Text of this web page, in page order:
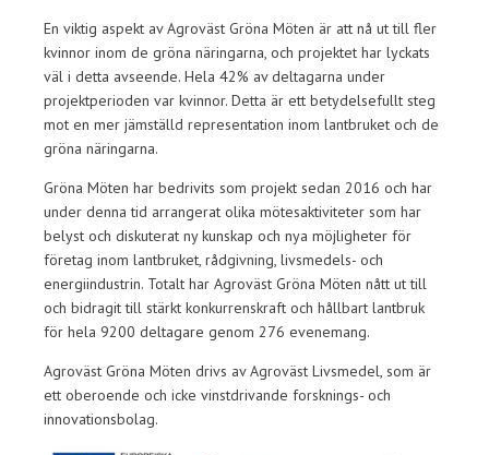
En viktig aspekt av Agroväst Gröna Möten är att nå ut till fler
kvinnor inom de gröna näringarna, och projektet har lyckats
väl i detta avseende. Hela 42% av deltagarna under
projektperioden var kvinnor. Detta är ett betydelsefullt steg
mot en mer jämställd representation inom lantbruket och de
gröna näringarna.
Gröna Möten har bedrivits som projekt sedan 2016 och har
under denna tid arrangerat olika mötesaktiviteter som har
belyst och diskuterat ny kunskap och nya möjligheter för
företag inom lantbruket, rådgivning, livsmedels- och
energiindustrin. Totalt har Agroväst Gröna Möten nått ut till
och bidragit till stärkt konkurrenskraft och hållbart lantbruk
för hela 9200 deltagare genom 276 evenemang.
Agroväst Gröna Möten drivs av Agroväst Livsmedel, som är
ett oberoende och icke vinstdrivande forsknings- och
innovationsbolag.